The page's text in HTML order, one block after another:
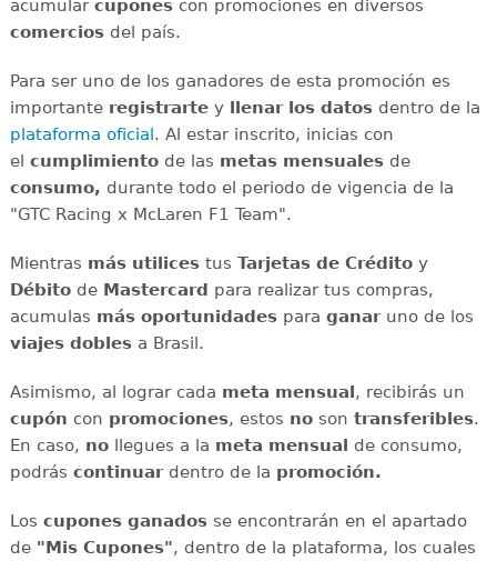
acumular cuponescon promociones en diversos
comerciosdel país.
Para ser uno de los ganadores de esta promoción es
importante registrarteyllenar los datosdentro de la
plataforma oficial . Al estar inscrito, inicias con
el cumplimientode las metas mensualesde
consumo, durante todo el periodo de vigencia de la
"GTC Racing x McLaren F1 Team".
Mientras más utilices tus Tarjetas de Créditoy
Débitode Mastercard para realizar tus compras,
acumulas más oportunidadespara ganaruno de los
viajes doblesa Brasil.
Asimismo, al lograr cada meta mensual , recibirás un
cupón con promociones, estos noson transferibles.
En caso, nollegues a la meta mensual
de consumo,
podrás continuardentro de la promoción.
Los cupones ganadosse encontrarán en el apartado
de "Mis Cupones", dentro de la plataforma, los cuales